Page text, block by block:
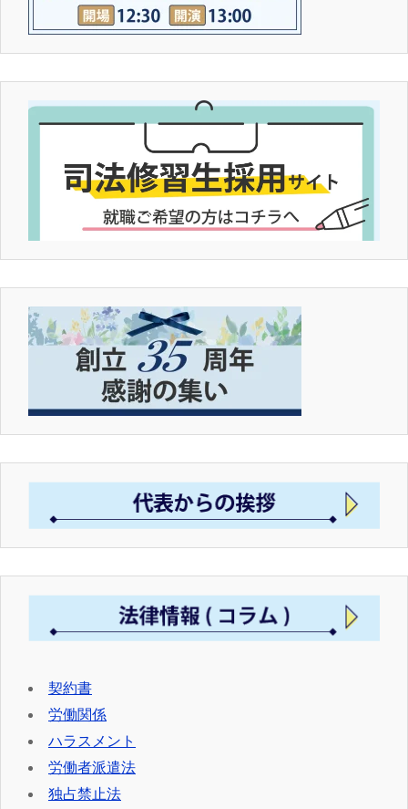
契約書
労働関係
ハラスメント
労働者派遣法
独占禁止法